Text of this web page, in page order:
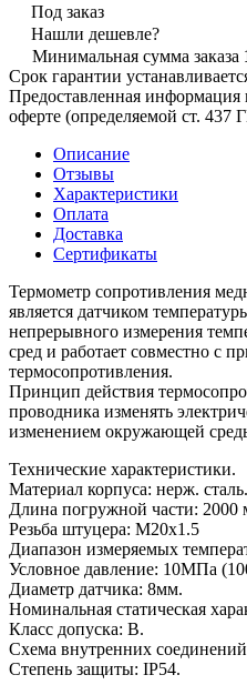
Под заказ
Нашли дешевле?
Минимальная сумма заказа
Срок гарантии
Предоставленная информация
оферте (определяемой ст. 437
Описание
Отзывы
Характеристики
Оплата
Доставка
Сертификаты
Термометр сопротивления
является датчиком
непрерывного измерения
сред и работает совместно с
термосопротивления.
Принцип действия
проводника изменять
изменением окружающей
Технические характеристики.
Материал корпуса: нерж. сталь.
Длина погружной части: 2000
Резьба штуцера: М20х1.5
Диапазон измеряемых
Условное давление: 10МПа
Диаметр датчика: 8мм.
Номинальная статическая
Класс допуска: В.
Схема внутренних
Степень защиты: IP54.